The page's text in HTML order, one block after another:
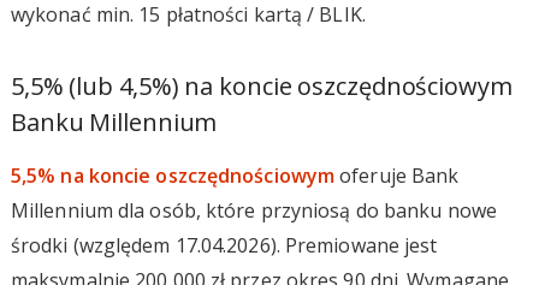
wykonać min. 15 płatności kartą / BLIK.
5,5% (lub 4,5%) na koncie oszczędnościowym
Banku Millennium
5,5% na koncie oszczędnościowymoferuje Bank
Millennium dla osób, które przyniosą do banku nowe
środki (względem 17.04.2026). Premiowane jest